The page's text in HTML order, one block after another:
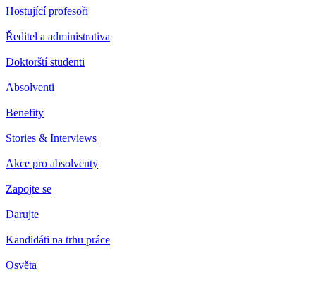
Hostující profesoři
Ředitel a administrativa
Doktorští studenti
Absolventi
Benefity
Stories & Interviews
Akce pro absolventy
Zapojte se
Darujte
Kandidáti na trhu práce
Osvěta